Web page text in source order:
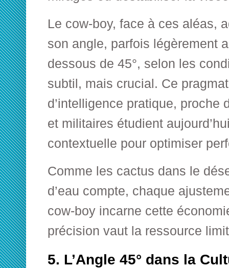
Le cow-boy, face à ces aléas,
son angle, parfois légèrement
dessous de 45°, selon les
subtil, mais crucial. Ce
d’intelligence pratique, proche
et militaires étudient
contextuelle pour optimiser
Comme les cactus dans le
d’eau compte, chaque
cow-boy incarne cette
précision vaut la ressource
5. L’Angle 45° dans la